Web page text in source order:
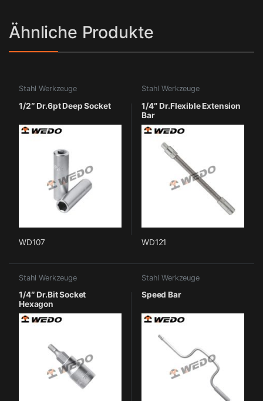
Ähnliche Produkte
Stahl Werkzeuge
1/2″ Dr.6pt Deep Socket
WD107
Stahl Werkzeuge
1/4″ Dr.Flexible Extension
Bar
WD121
Stahl Werkzeuge
1/4″ Dr.Bit Socket
Hexagon
Stahl Werkzeuge
Speed Bar